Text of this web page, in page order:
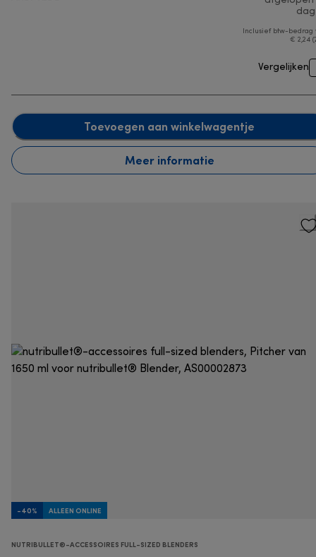
Inclusief btw-bedrag
€ 2,24
Vergelijken
Toevoegen aan winkelwagentje
Meer informatie
-40% ALLEEN ONLINE
NUTRIBULLET®-ACCESSOIRES FULL-SIZED BLENDERS